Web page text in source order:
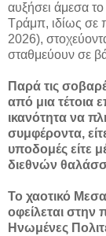
αυξήσει άμεσα
Τράμπ, ιδίως σε
2026),
σταθμεύουν σε
Παρά τις
από μια τέτοια
ικανότητα να
συμφέροντα,
υποδομές είτε
διεθνών
Το χαοτικό
οφείλεται στην
Ηνωμένες